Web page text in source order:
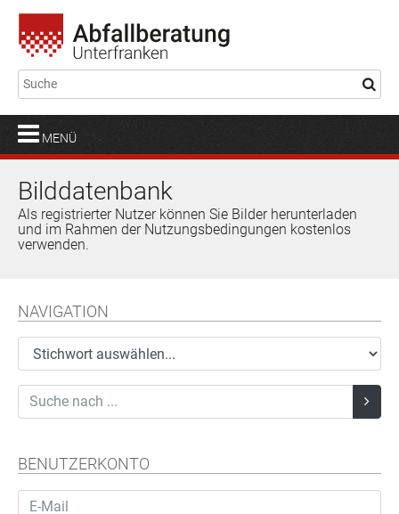
MENÜ
Bilddatenbank
Als registrierter Nutzer können Sie Bilder herunterladen
und im Rahmen der Nutzungsbedingungen kostenlos
verwenden.
NAVIGATION
BENUTZERKONTO